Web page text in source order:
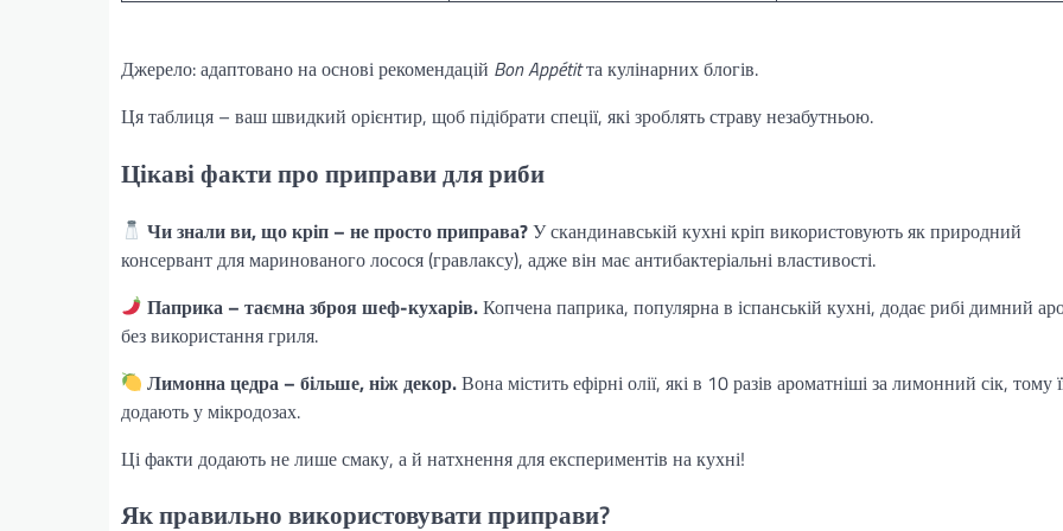
Джерело: адаптовано на основі рекомендацій Bon Appétitта кулінарних блогів.
Ця таблиця – ваш швидкий орієнтир, щоб підібрати спеції, які зроблять страву незабутньою.
Цікаві факти про приправи для риби
Чи знали ви, що кріп – не просто приправа?У скандинавській кухні кріп використовують як природний
консервант для маринованого лосося (гравлаксу), адже він має антибактеріальні властивості.
Паприка – таємна зброя шеф-кухарів.Копчена паприка, популярна в іспанській кухні, додає рибі димний
без використання гриля.
Лимонна цедра – більше, ніж декор.Вона містить ефірні олії, які в 10 разів ароматніші за лимонний сік, тому
додають у мікродозах.
Ці факти додають не лише смаку, а й натхнення для експериментів на кухні!
Як правильно використовувати приправи?